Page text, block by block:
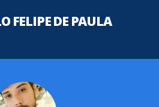
FELIPE DE PAULA